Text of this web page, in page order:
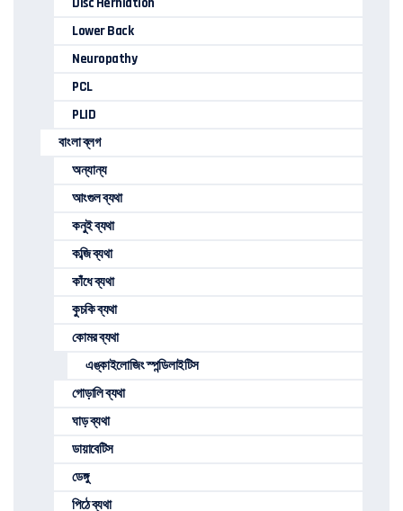
Disc Herniation
Lower Back
Neuropathy
PCL
PLID
বাংলা ব্লগ
অন্যান্য
আংগুল ব্যথা
কনুই ব্যথা
কব্জি ব্যথা
কাঁধে ব্যথা
কুচকি ব্যথা
কোমর ব্যথা
এঙ্কাইলোজিং স্পন্ডিলাইটিস
গোড়ালি ব্যথা
ঘাড় ব্যথা
ডায়াবেটিস
ডেঙ্গু
পিঠে ব্যথা